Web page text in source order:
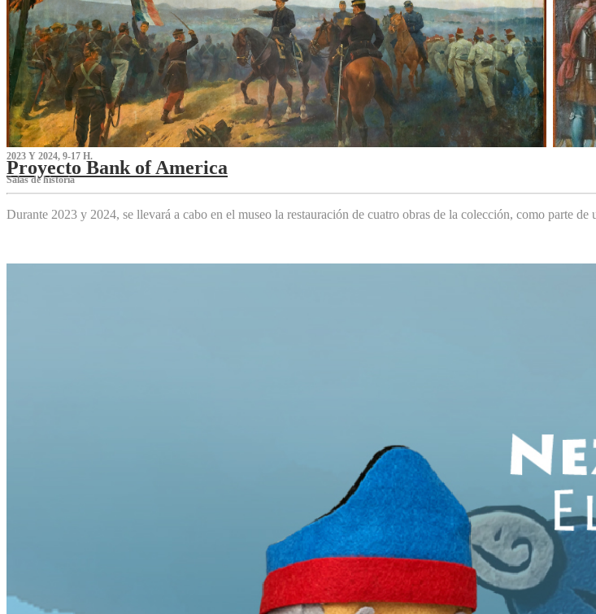
2023 Y 2024, 9-17 H.
Proyecto Bank of America
S‌alas de historia
Durante 2023 y 2024, se llevará a cabo en el museo la restauración de cuatro obras de la colección, como parte